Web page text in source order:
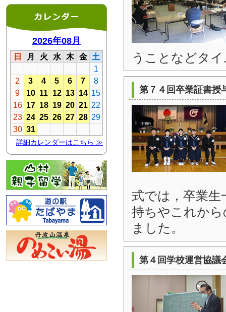
うことなどタ
第７４回卒業証書授
式では，卒業生
持ちやこれか
ました。
第４回学校運営協